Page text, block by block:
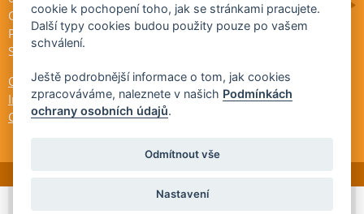
Otevřeno:
Po-Pá 9-17
So 9-11:30
Ochrana osobních údajů
Informace ÚKZÚZ
Cookies
cookie k pochopení toho, jak se stránkami pracujete.
Další typy cookies budou použity pouze po vašem
schválení.
Ještě podrobnější informace o tom, jak cookies
zpracováváme, naleznete v našich Podmínkách
ochrany osobních údajů.
Odmítnout vše
Nastavení